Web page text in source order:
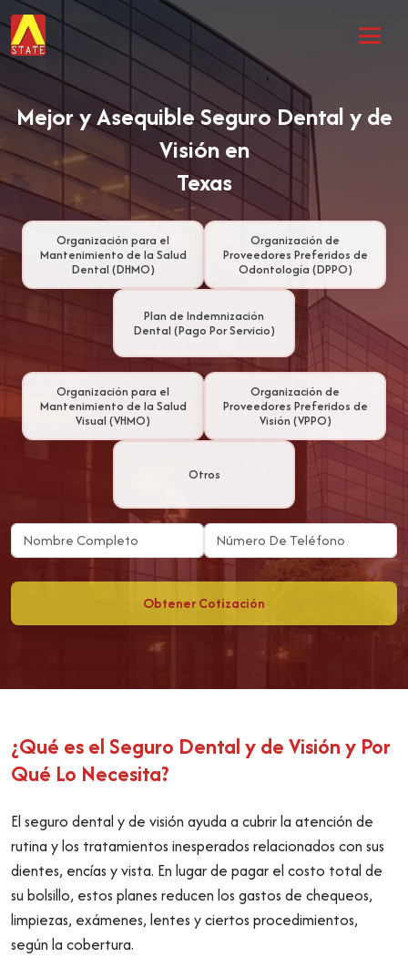
Mejor y Asequible Seguro Dental y de
Visión en
Texas
Organización para el
Mantenimiento de la Salud
Dental (DHMO)
Organización de
Proveedores Preferidos de
Odontología (DPPO)
Plan de Indemnización
Dental (Pago Por Servicio)
Organización para el
Mantenimiento de la Salud
Visual (VHMO)
Organización de
Proveedores Preferidos de
Visión (VPPO)
Otros
Obtener Cotización
¿Qué es el Seguro Dental y de Visión y Por
Qué Lo Necesita?
El seguro dental y de visión ayuda a cubrir la atención de
rutina y los tratamientos inesperados relacionados con sus
dientes, encías y vista. En lugar de pagar el costo total de
su bolsillo, estos planes reducen los gastos de chequeos,
limpiezas, exámenes, lentes y ciertos procedimientos,
según la cobertura.